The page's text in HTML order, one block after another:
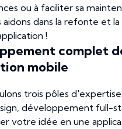
ou à faciliter sa
aidons dans la refonte et
!
complet
mobile
trois pôles
développement full-
votre idée en une